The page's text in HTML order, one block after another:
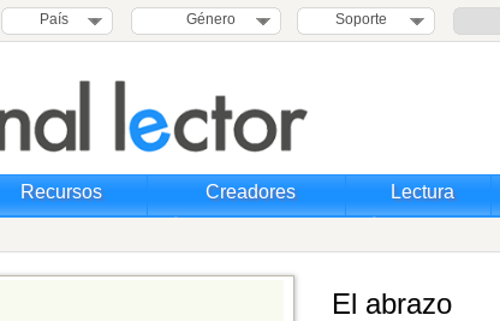
País Género Soporte
Recursos Creadores Lectura
El abrazo